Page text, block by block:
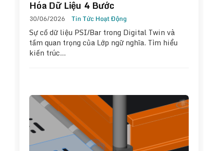
Hóa Dữ Liệu 4 Bước
30/06/2026 Tin Tức Hoạt Động
Sự cố dữ liệu PSI/Bar trong Digital Twin và
tầm quan trọng của Lớp ngữ nghĩa. Tìm hiểu
kiến trúc…